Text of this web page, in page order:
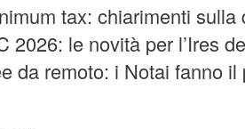
tax: chiarimenti sulla
2026: le novità per l’Ires
da remoto: i Notai fanno il